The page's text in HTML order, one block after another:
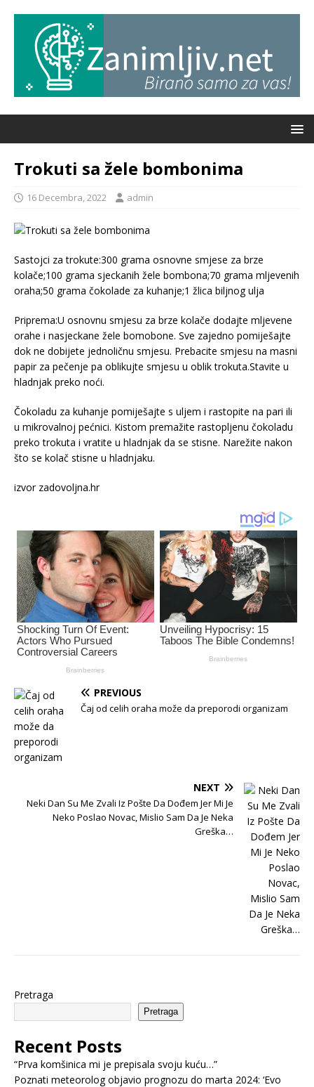
Trokuti sa žele bombonima
16 Decembra, 2022 admin
Sastojci za trokute:300 grama osnovne smjese za brze
kolače;100 grama sjeckanih žele bombona;70 grama mljevenih
oraha;50 grama čokolade za kuhanje;1 žlica biljnog ulja
Priprema:U osnovnu smjesu za brze kolače dodajte mljevene
orahe i nasjeckane žele bomobone. Sve zajedno pomiješajte
dok ne dobijete jednoličnu smjesu. Prebacite smjesu na masni
papir za pečenje pa oblikujte smjesu u oblik trokuta.Stavite u
hladnjak preko noći.
Čokoladu za kuhanje pomiješajte s uljem i rastopite na pari ili
u mikrovalnoj pećnici. Kistom premažite rastopljenu čokoladu
preko trokuta i vratite u hladnjak da se stisne. Narežite nakon
što se kolač stisne u hladnjaku.
izvor zadovoljna.hr
PREVIOUS
Čaj od celih oraha može da preporodi organizam
NEXT
Neki Dan Su Me Zvali Iz Pošte Da Dođem Jer Mi Je
Neko Poslao Novac, Mislio Sam Da Je Neka
Greška…
Pretraga
Pretraga
Recent Posts
“Prva komšinica mi je prepisala svoju kuću…”
Poznati meteorolog objavio prognozu do marta 2024: ‘Evo